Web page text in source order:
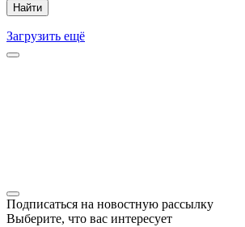
Найти
Загрузить ещё
Подписаться на новостную рассылку
Выберите, что вас интересует